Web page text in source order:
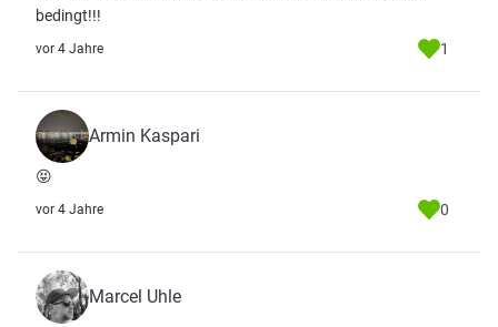
bedingt!!!
vor 4 Jahre 1
Armin Kaspari
😝
vor 4 Jahre 0
Marcel Uhle